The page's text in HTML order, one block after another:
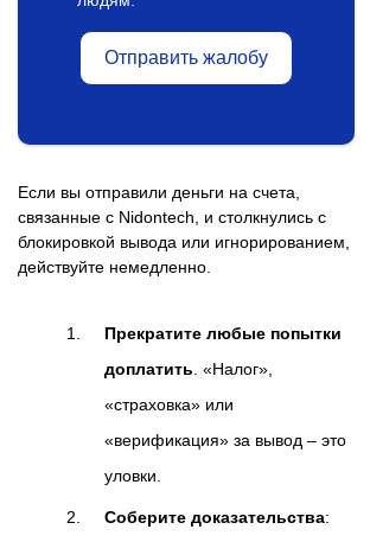
Отправить жалобу
Если вы отправили деньги на счета,
связанные с Nidontech, и столкнулись с
блокировкой вывода или игнорированием,
действуйте немедленно.
Прекратите любые попытки
доплатить . «Налог»,
«страховка» или
«верификация» за вывод – это
уловки.
Соберите доказательства: